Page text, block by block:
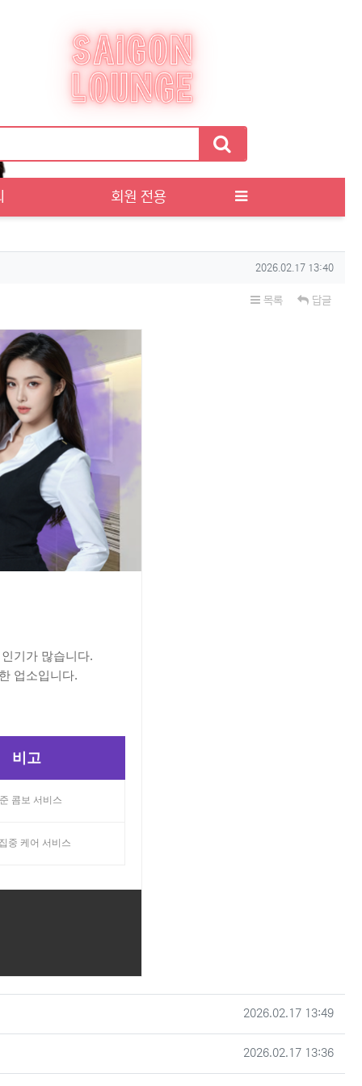
회원 전용
작성일
2026.02.17 13:40
목록 답글
기가 많습니다.
업소입니다.
비고
콤보 서비스
중 케어 서비스
작성일
2026.02.17 13:49
작성일
2026.02.17 13:36